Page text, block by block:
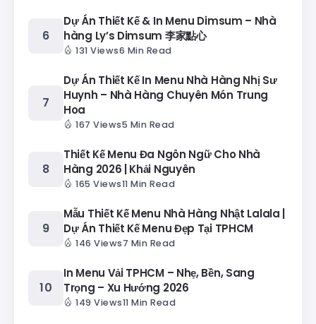
Dự Án Thiết Kế & In Menu Dimsum – Nhà
hàng Ly’s Dimsum 李家點心
131 Views6 Min Read
Dự Án Thiết Kế In Menu Nhà Hàng Nhị Sư
Huynh – Nhà Hàng Chuyên Món Trung
Hoa
167 Views5 Min Read
Thiết Kế Menu Đa Ngôn Ngữ Cho Nhà
Hàng 2026 | Khải Nguyên
165 Views11 Min Read
Mẫu Thiết Kế Menu Nhà Hàng Nhật Lalala |
Dự Án Thiết Kế Menu Đẹp Tại TPHCM
146 Views7 Min Read
In Menu Vải TPHCM – Nhẹ, Bền, Sang
Trọng – Xu Hướng 2026
149 Views11 Min Read